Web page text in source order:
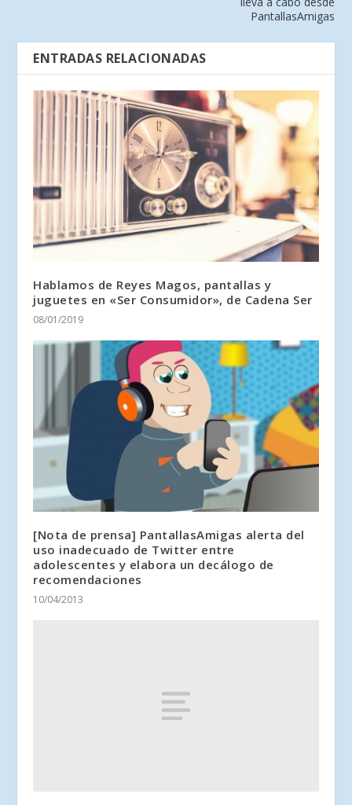
PantallasAmigas
ENTRADAS RELACIONADAS
Hablamos de Reyes Magos, pantallas y
juguetes en «Ser Consumidor», de Cadena Ser
08/01/2019
[Nota de prensa] PantallasAmigas alerta del
uso inadecuado de Twitter entre
adolescentes y elabora un decálogo de
recomendaciones
10/04/2013